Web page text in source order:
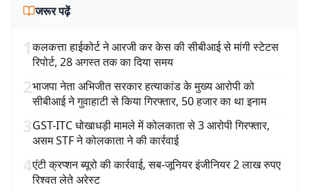
जरूर पढ़ें
1कलकत्ता हाईकोर्ट ने आरजी कर केस की सीबीआई से मांगी स्टेटस
रिपोर्ट, 28 अगस्त तक का दिया समय
2भाजपा नेता अभिजीत सरकार हत्याकांड के मुख्य आरोपी को
सीबीआई ने गुवाहाटी से किया गिरफ्तार, 50 हजार का था इनाम
3GST-ITC धोखाधड़ी मामले में कोलकाता से 3 आरोपी गिरफ्तार,
असम STF ने कोलकाता ने की कार्रवाई
4एंटी क्रप्शन ब्यूरो की कार्रवाई, सब-जूनियर इंजीनियर 2 लाख रुपए
रिश्वत लेते अरेस्ट